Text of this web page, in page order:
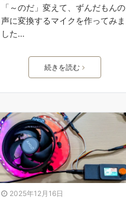
「～のだ」変えて、ずんだもんの
声に変換するマイクを作ってみま
した…
続きを読む
2025年12月16日